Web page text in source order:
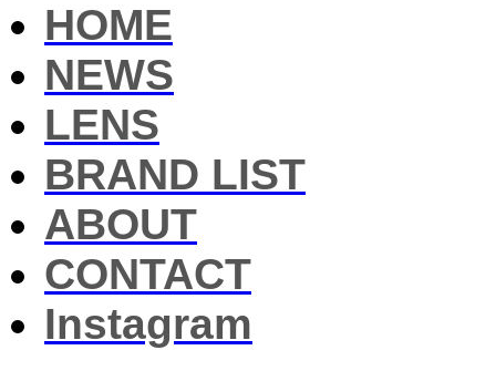
HOME
NEWS
LENS
BRAND LIST
ABOUT
CONTACT
Instagram